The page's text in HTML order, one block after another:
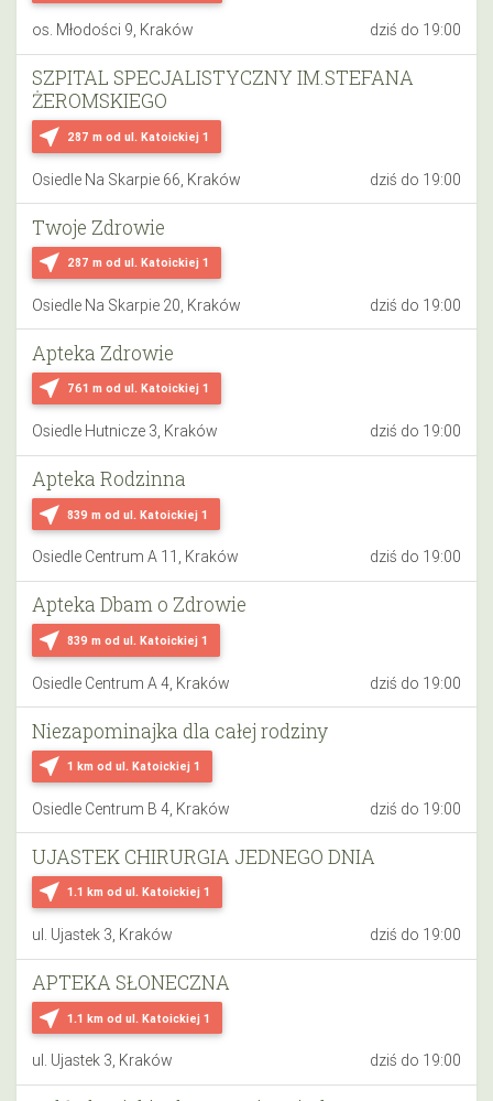
os. Młodości 9, Kraków dziś do 19:00
near_me 287 m od ul. Katoickiej 1
SZPITAL SPECJALISTYCZNY IM.STEFANA
ŻEROMSKIEGO
Osiedle Na Skarpie 66, Kraków dziś do 19:00
near_me 287 m od ul. Katoickiej 1
Twoje Zdrowie
Osiedle Na Skarpie 20, Kraków dziś do 19:00
near_me 761 m od ul. Katoickiej 1
Apteka Zdrowie
Osiedle Hutnicze 3, Kraków dziś do 19:00
near_me 839 m od ul. Katoickiej 1
Apteka Rodzinna
Osiedle Centrum A 11, Kraków dziś do 19:00
near_me 839 m od ul. Katoickiej 1
Apteka Dbam o Zdrowie
Osiedle Centrum A 4, Kraków dziś do 19:00
near_me 1 km od ul. Katoickiej 1
Niezapominajka dla całej rodziny
Osiedle Centrum B 4, Kraków dziś do 19:00
near_me 1.1 km od ul. Katoickiej 1
UJASTEK CHIRURGIA JEDNEGO DNIA
ul. Ujastek 3, Kraków dziś do 19:00
near_me 1.1 km od ul. Katoickiej 1
APTEKA SŁONECZNA
ul. Ujastek 3, Kraków dziś do 19:00